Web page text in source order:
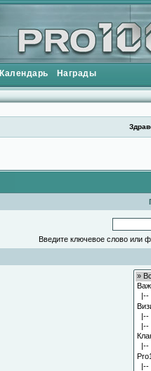
Календарь Награды
Введите ключевое слово или